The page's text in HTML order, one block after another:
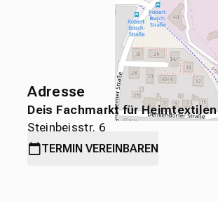
Adresse
Deis Fachmarkt für Heimtextilen
Steinbeisstr. 6
71636 Ludwigsburg
TERMIN VEREINBAREN